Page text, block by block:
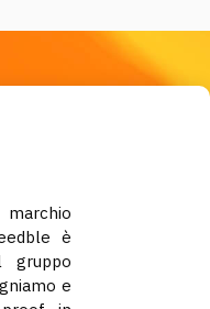
è
gruppo
e